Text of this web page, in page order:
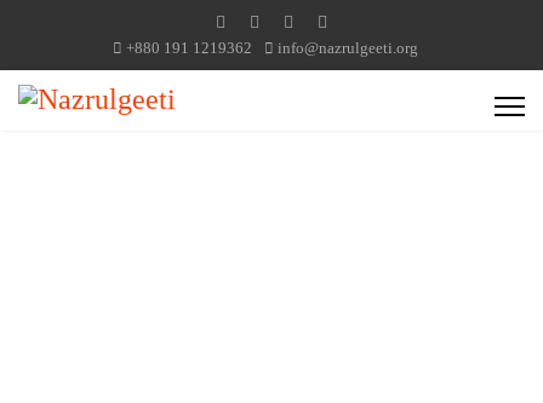
+880 191 1219362 info@nazrulgeeti.org